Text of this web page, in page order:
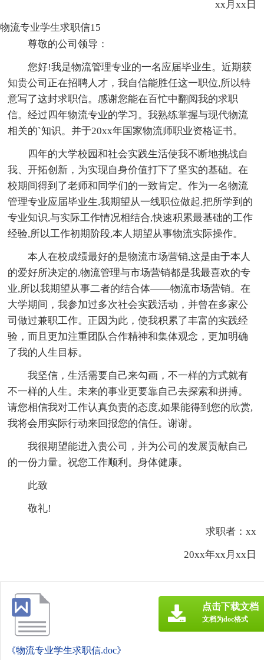
xx月xx日
物流专业学生求职信15
尊敬的公司领导：
您好!我是物流管理专业的一名应届毕业生。近期获
知贵公司正在招聘人才，我自信能胜任这一职位,所以特
意写了这封求职信。感谢您能在百忙中翻阅我的求职
信。经过四年物流专业的学习。我熟练掌握与现代物流
相关的`知识。并于20xx年国家物流师职业资格证书。
四年的大学校园和社会实践生活使我不断地挑战自
我、开拓创新，为实现自身价值打下了坚实的基础。在
校期间得到了老师和同学们的一致肯定。作为一名物流
管理专业应届毕业生,我期望从一线职位做起,把所学到的
专业知识,与实际工作情况相结合,快速积累最基础的工作
经验,所以工作初期阶段,本人期望从事物流实际操作。
本人在校成绩最好的是物流市场营销,这是由于本人
的爱好所决定的,物流管理与市场营销都是我最喜欢的专
业,所以我期望从事二者的结合体——物流市场营销。在
大学期间，我参加过多次社会实践活动，并曾在多家公
司做过兼职工作。正因为此，使我积累了丰富的实践经
验，而且更加注重团队合作精神和集体观念，更加明确
了我的人生目标。
我坚信，生活需要自己来勾画，不一样的方式就有
不一样的人生。未来的事业更要靠自己去探索和拼搏。
请您相信我对工作认真负责的态度,如果能得到您的欣赏,
我将会用实际行动来回报您的信任。谢谢。
我很期望能进入贵公司，并为公司的发展贡献自己
的一份力量。祝您工作顺利。身体健康。
此致
敬礼!
求职者：xx
20xx年xx月xx日
《物流专业学生求职信.doc》
点击下载文档
文档为doc格式